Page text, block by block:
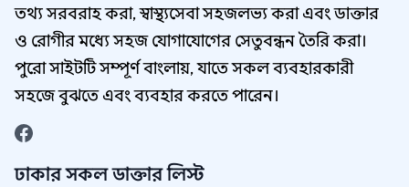
তথ্য সরবরাহ করা, স্বাস্থ্যসেবা সহজলভ্য করা এবং ডাক্তার
ও রোগীর মধ্যে সহজ যোগাযোগের সেতুবন্ধন তৈরি করা।
পুরো সাইটটি সম্পূর্ণ বাংলায়, যাতে সকল ব্যবহারকারী
সহজে বুঝতে এবং ব্যবহার করতে পারেন।
ঢাকার সকল ডাক্তার লিস্ট